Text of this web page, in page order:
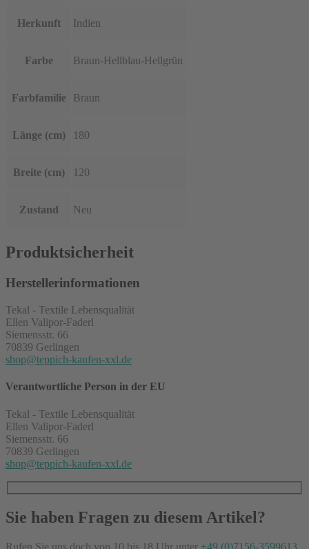
Herkunft Indien
Farbe Braun-Hellblau-Hellgrün
Farbfamilie Braun
Länge (cm) 180
Breite (cm) 120
Zustand Neu
Produktsicherheit
Herstellerinformationen
Tekal - Textile Lebensqualität
Ellen Valipor-Faderl
Siemensstr. 66
70839 Gerlingen
shop@teppich-kaufen-xxl.de
Verantwortliche Person in der EU
Tekal - Textile Lebensqualität
Ellen Valipor-Faderl
Siemensstr. 66
70839 Gerlingen
shop@teppich-kaufen-xxl.de
Sie haben Fragen zu diesem Artikel?
Rufen Sie uns doch von 10 bis 18 Uhr unter +49 (0)7156-3599613